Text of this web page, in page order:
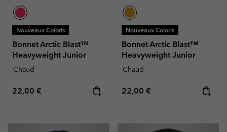
Nouveaux Coloris
Bonnet Arctic Blast™
Heavyweight Junior
Chaud
Regular price:
22,00 €
Nouveaux Coloris
Bonnet Arctic Blast™
Heavyweight Junior
Chaud
Regular price:
22,00 €